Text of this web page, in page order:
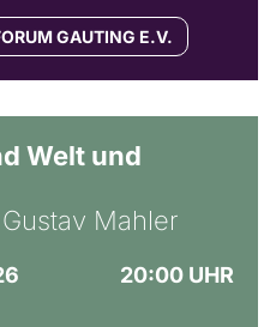
GAUTING E.V.
Welt und
Mahler
20:00 UHR